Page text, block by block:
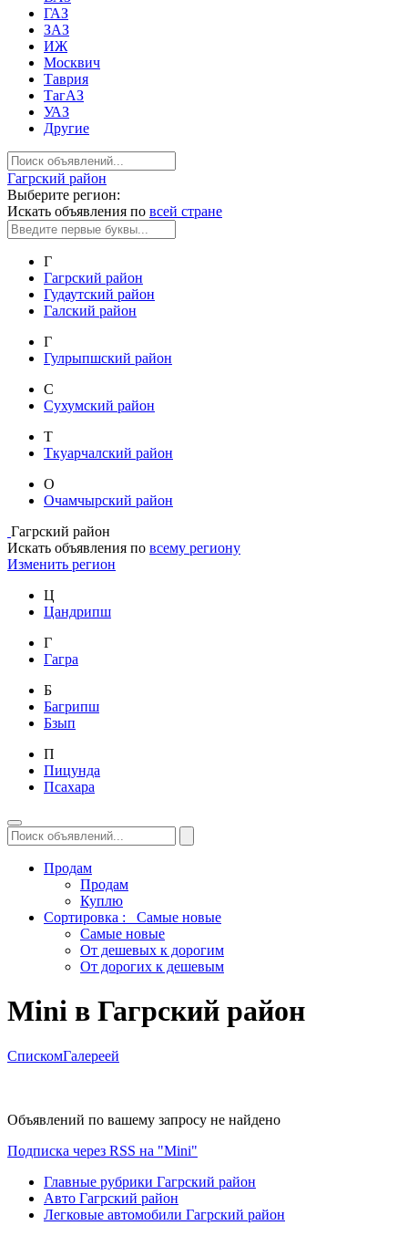
ГАЗ
ЗАЗ
ИЖ
Москвич
Таврия
ТагАЗ
УАЗ
Другие
Гагрский район
Выберите регион:
Искать объявления по всей стране
Г
Гагрский район
Гудаутский район
Галский район
Г
Гулрыпшский район
С
Сухумский район
Т
Ткуарчалский район
О
Очамчырский район
Гагрский район
Искать объявления по всему региону
Изменить регион
Ц
Цандрипш
Г
Гагра
Б
Багрипш
Бзып
П
Пицунда
Псахара
Продам
Продам
Куплю
Сортировка :
Самые новые
Самые новые
От дешевых к дорогим
От дорогих к дешевым
Mini в Гагрский район
СпискомГалереей
Объявлений по вашему запросу не найдено
Подписка через RSS на "Mini"
Главные рубрики Гагрский район
Авто Гагрский район
Легковые автомобили Гагрский район